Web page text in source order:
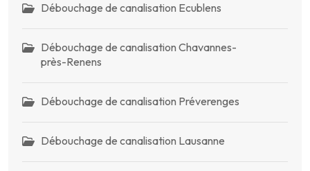
Débouchage de canalisation Ecublens
Débouchage de canalisation Chavannes-
près-Renens
Débouchage de canalisation Préverenges
Débouchage de canalisation Lausanne